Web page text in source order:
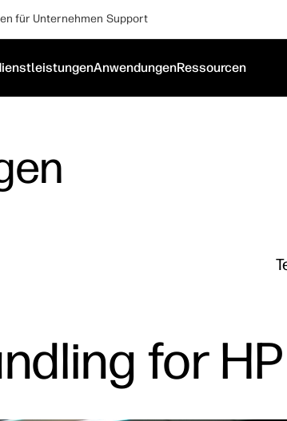
für Unternehmen Support
AnwendungenRessourcen
for